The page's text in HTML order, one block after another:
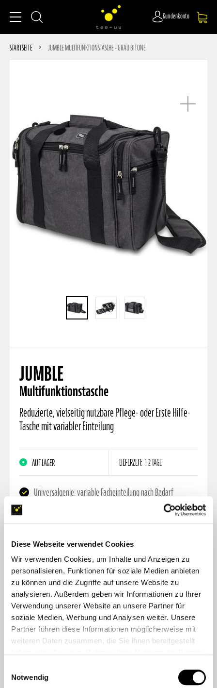
Diese Webseite verwendet Cookies
Wir verwenden Cookies, um Inhalte und Anzeigen zu
personalisieren, Funktionen für soziale Medien anbieten
zu können und die Zugriffe auf unsere Website zu
analysieren. Außerdem geben wir Informationen zu Ihrer
Verwendung unserer Website an unsere Partner für
soziale Medien, Werbung und Analysen weiter. Unsere
Partner führen diese Informationen möglicherweise mit
weiteren Daten zusammen, die Sie ihnen bereitgestellt
Notwendig
Kundenkonto
STARTSEITE JUMBLE MULTIFUNKTIONSTASCHE - GRAU BITONE
JUMBLE
Multifunktionstasche
Reduzierte, vielseitig nutzbare Pflege- oder Erste Hilfe-
Tasche mit variabler Einteilung
AUF LAGER LIEFERZEIT: 1-2 TAGE
Universalgenie: variable Facheinteilung nach Bedarf
aufgeräumt: diverse Netztaschen & Elastikschlaufen
44,95 €
inkl. MwSt. zzgl.Versandkosten
FARBE: GRAU MELIERT
JETZT BESTELLEN
BEHÖRDEN-ANFRAGE